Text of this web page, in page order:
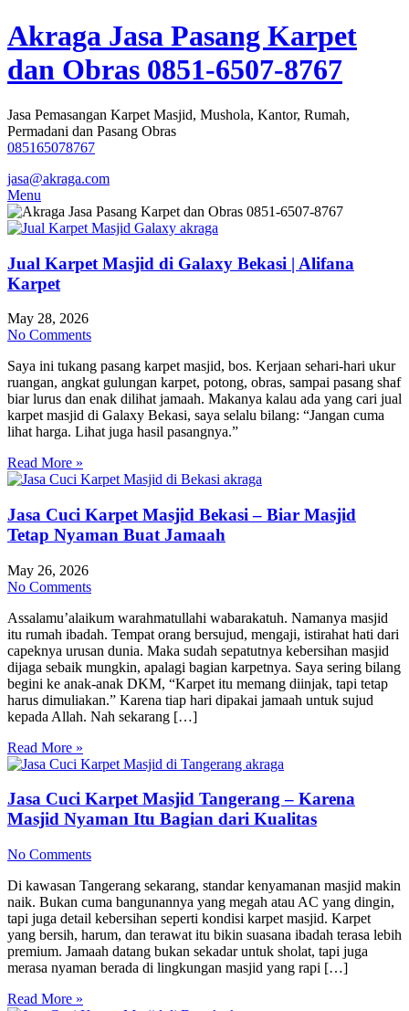
Skip
to
content
Akraga Jasa Pasang Karpet
dan Obras 0851-6507-8767
Jasa Pemasangan Karpet Masjid, Mushola, Kantor, Rumah,
Permadani dan Pasang Obras
085165078767
jasa@akraga.com
Menu
Jual Karpet Masjid di Galaxy Bekasi | Alifana
Karpet
May 28, 2026
No Comments
Saya ini tukang pasang karpet masjid, bos. Kerjaan sehari-hari ukur
ruangan, angkat gulungan karpet, potong, obras, sampai pasang shaf
biar lurus dan enak dilihat jamaah. Makanya kalau ada yang cari jual
karpet masjid di Galaxy Bekasi, saya selalu bilang: “Jangan cuma
lihat harga. Lihat juga hasil pasangnya.”
Read More »
Jasa Cuci Karpet Masjid Bekasi – Biar Masjid
Tetap Nyaman Buat Jamaah
May 26, 2026
No Comments
Assalamu’alaikum warahmatullahi wabarakatuh. Namanya masjid
itu rumah ibadah. Tempat orang bersujud, mengaji, istirahat hati dari
capeknya urusan dunia. Maka sudah sepatutnya kebersihan masjid
dijaga sebaik mungkin, apalagi bagian karpetnya. Saya sering bilang
begini ke anak-anak DKM, “Karpet itu memang diinjak, tapi tetap
harus dimuliakan.” Karena tiap hari dipakai jamaah untuk sujud
kepada Allah. Nah sekarang […]
Read More »
Jasa Cuci Karpet Masjid Tangerang – Karena
Masjid Nyaman Itu Bagian dari Kualitas
No Comments
Di kawasan Tangerang sekarang, standar kenyamanan masjid makin
naik. Bukan cuma bangunannya yang megah atau AC yang dingin,
tapi juga detail kebersihan seperti kondisi karpet masjid. Karpet
yang bersih, harum, dan terawat itu bikin suasana ibadah terasa lebih
premium. Jamaah datang bukan sekadar untuk sholat, tapi juga
merasa nyaman berada di lingkungan masjid yang rapi […]
Read More »